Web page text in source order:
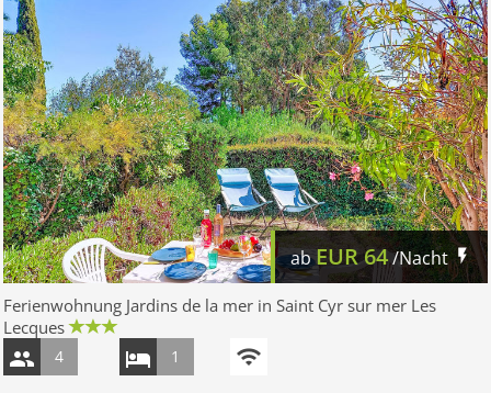
abEUR64/Nacht
Ferienwohnung Jardins de la mer in Saint Cyr sur mer Les
Lecques
4 1